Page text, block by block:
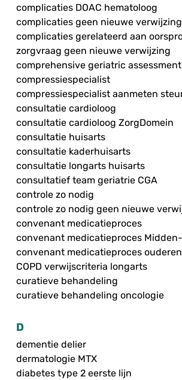
complicaties DOAC hematoloog
complicaties geen nieuwe verwijzing
complicaties gerelateerd aan
zorgvraag geen nieuwe verwijzing
comprehensive geriatric assessment
compressiespecialist
compressiespecialist aanmeten
consultatie cardioloog
consultatie cardioloog ZorgDomein
consultatie huisarts
consultatie kaderhuisarts
consultatie longarts huisarts
consultatief team geriatrie CGA
controle zo nodig
controle zo nodig geen nieuwe
convenant medicatieproces
convenant medicatieproces
convenant medicatieproces ouderen
COPD verwijscriteria longarts
curatieve behandeling
curatieve behandeling oncologie
D
dementie delier
dermatologie MTX
diabetes type 2 eerste lijn